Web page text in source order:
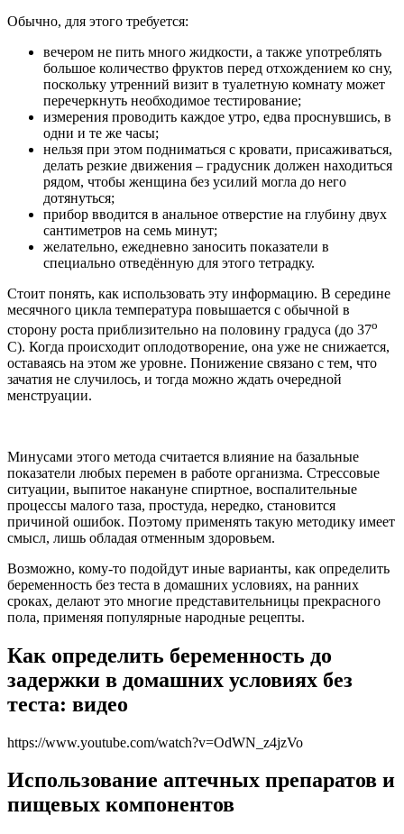
Обычно, для этого требуется:
вечером не пить много жидкости, а также употреблять
большое количество фруктов перед отхождением ко сну,
поскольку утренний визит в туалетную комнату может
перечеркнуть необходимое тестирование;
измерения проводить каждое утро, едва проснувшись, в
одни и те же часы;
нельзя при этом подниматься с кровати, присаживаться,
делать резкие движения – градусник должен находиться
рядом, чтобы женщина без усилий могла до него
дотянуться;
прибор вводится в анальное отверстие на глубину двух
сантиметров на семь минут;
желательно, ежедневно заносить показатели в
специально отведённую для этого тетрадку.
Стоит понять, как использовать эту информацию. В середине
месячного цикла температура повышается с обычной в
сторону роста приблизительно на половину градуса (до 37о
С). Когда происходит оплодотворение, она уже не снижается,
оставаясь на этом же уровне. Понижение связано с тем, что
зачатия не случилось, и тогда можно ждать очередной
менструации.
Минусами этого метода считается влияние на базальные
показатели любых перемен в работе организма. Стрессовые
ситуации, выпитое накануне спиртное, воспалительные
процессы малого таза, простуда, нередко, становится
причиной ошибок. Поэтому применять такую методику имеет
смысл, лишь обладая отменным здоровьем.
Возможно, кому-то подойдут иные варианты, как определить
беременность без теста в домашних условиях, на ранних
сроках, делают это многие представительницы прекрасного
пола, применяя популярные народные рецепты.
Как определить беременность до
задержки в домашних условиях без
теста: видео
https://www.youtube.com/watch?v=OdWN_z4jzVo
Использование аптечных препаратов и
пищевых компонентов